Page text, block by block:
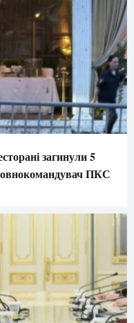
загинули 5
ПКС